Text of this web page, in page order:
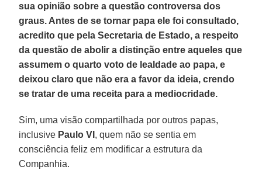
sua opinião sobre a questão controversa dos
graus. Antes de se tornar papa ele foi consultado,
acredito que pela Secretaria de Estado, a respeito
da questão de abolir a distinção entre aqueles que
assumem o quarto voto de lealdade ao papa, e
deixou claro que não era a favor da ideia, crendo
se tratar de uma receita para a mediocridade.
Sim, uma visão compartilhada por outros papas,
inclusive Paulo VI , quem não se sentia em
consciência feliz em modificar a estrutura da
Companhia.